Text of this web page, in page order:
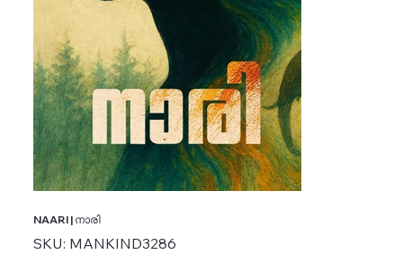
NAARI | നാരി
SKU: SKU
MANKIND3286
MANKIND3286